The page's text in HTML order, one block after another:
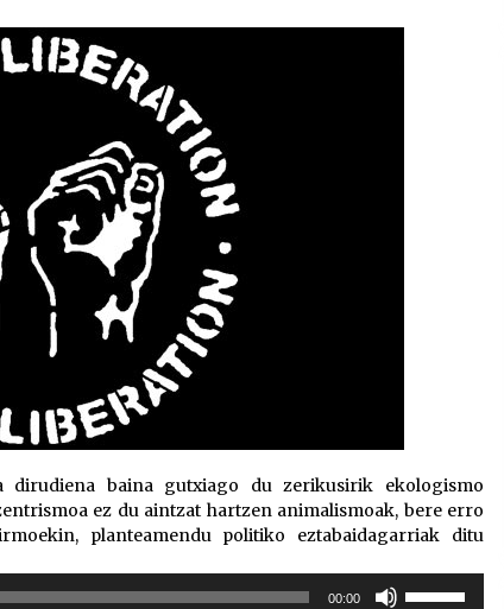
Larunbatean Plentziako Itsas
Martxa ospatuko da
2026/07/07
SOINUGELA: Paul McCartney eta
Ringo Starr-en lan berriak
2026/07/03
baina gutxiago du zerikusirik ekologismo
ez du aintzat hartzen animalismoak, bere erro
planteamendu politiko eztabaidagarriak ditu
00:00